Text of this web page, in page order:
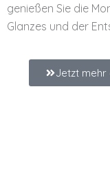
genießen Sie die
Glanzes und der
Jetzt